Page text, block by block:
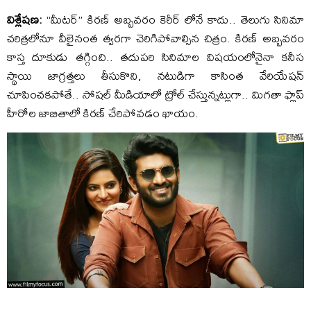
విశ్లేషణ: “మీటర్” కిరణ్ అబ్బవరం కెరీర్ లోనే కాదు.. తెలుగు సినిమా
చరిత్రలోనూ వీలైనంత త్వరగా చెరిగిపోవాల్సిన చిత్రం. కిరణ్ అబ్బవరం
కాస్త దూకుడు తగ్గించి.. తదుపరి సినిమాల విషయంలోనైనా కనీస
స్థాయి జాగ్రత్తలు తీసుకొని, నటుడిగా కాసింత వేరియేషన్
చూపించకపోతే.. సోషల్ మీడియాలో ట్రోల్ చేస్తున్నట్లుగా.. మిగతా ఫ్లాప్
హీరోల జాబితాలో కిరణ్ చేరిపోవడం ఖాయం.